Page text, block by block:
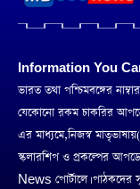
Information You
ভারত তথা পশ্চিমবঙ্গের
যেকোনো রকম চাকরির
এর মাধ্যমে,নিজস্ব
স্কলারশিপ ও প্রকল্পের
News পোর্টালে। পাঠকদের